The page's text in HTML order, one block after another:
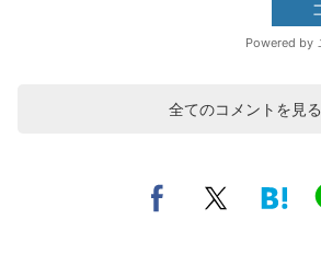
全てのコメントを見る